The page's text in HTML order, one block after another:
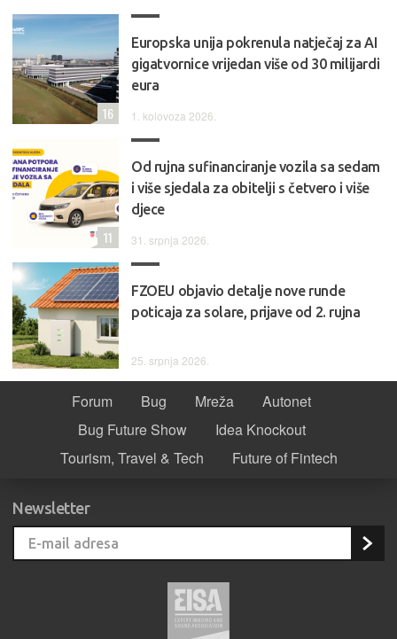
Europska unija pokrenula natječaj za AI
gigatvornice vrijedan više od 30 milijardi
eura
1. kolovoza 2026.
16
Od rujna sufinanciranje vozila sa sedam
i više sjedala za obitelji s četvero i više
djece
31. srpnja 2026.
11
FZOEU objavio detalje nove runde
poticaja za solare, prijave od 2. rujna
25. srpnja 2026.
Forum Bug Mreža
Autonet
Bug Future Show
Idea Knockout
Tourism, Travel & Tech
Future of Fintech
Newsletter